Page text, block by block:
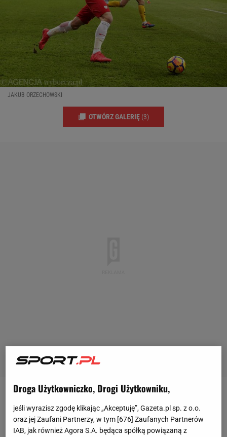
JAKUB ORZECHOWSKI
OTWÓRZ GALERIĘ (3)
Piotrowskiego przekazał Krzysztof Stanowski. W
środę dziennikarz wyjawił, że 24-letni pomocnik
Droga Użytkowniczko, Drogi Użytkowniku,
jeśli wyrazisz zgodę klikając „Akceptuję”, Gazeta.pl sp. z o.o.
oraz jej Zaufani Partnerzy, w tym [676] Zaufanych Partnerów
IAB, jak również Agora S.A. będąca spółką powiązaną z